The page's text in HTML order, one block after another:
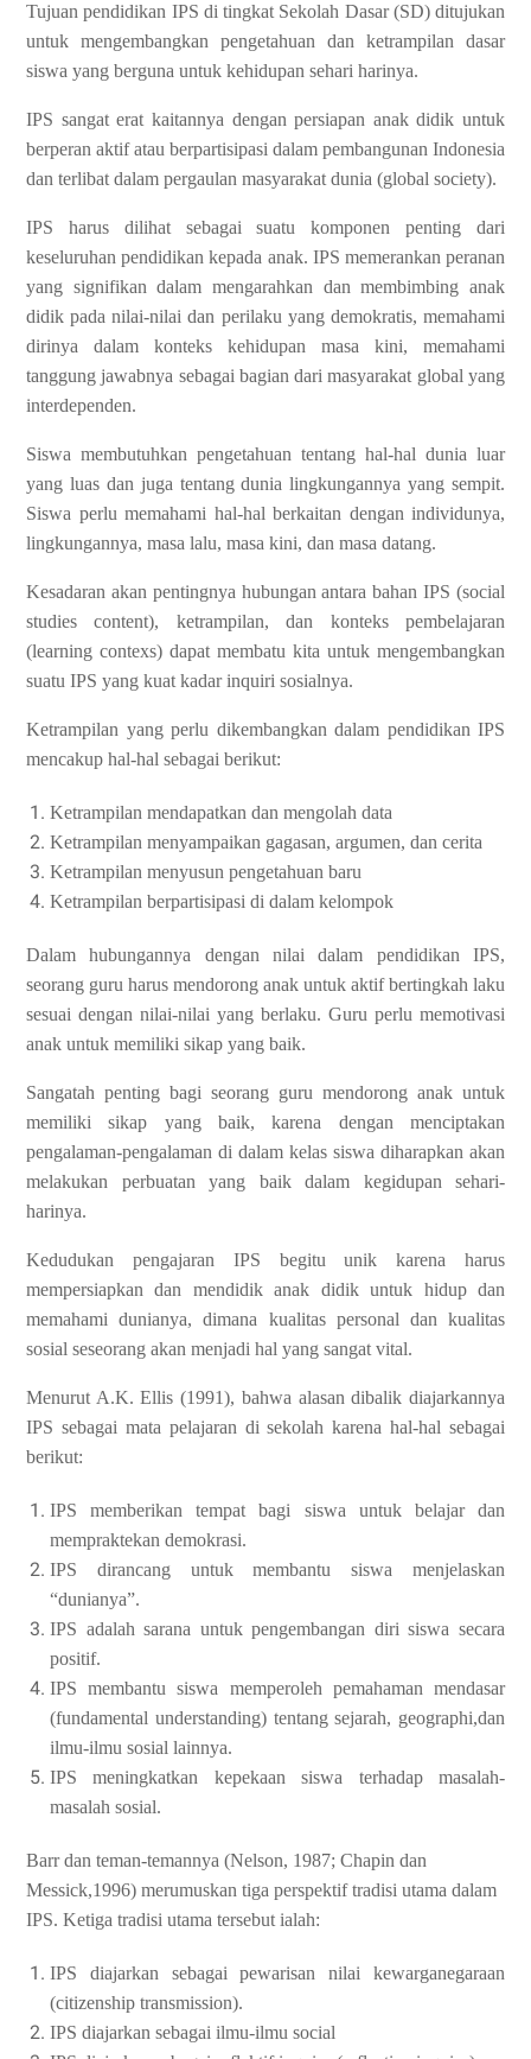
Tujuan pendidikan IPS di tingkat Sekolah Dasar (SD) ditujukan
untuk mengembangkan pengetahuan dan ketrampilan dasar
siswa yang berguna untuk kehidupan sehari harinya.
IPS sangat erat kaitannya dengan persiapan anak didik untuk
berperan aktif atau berpartisipasi dalam pembangunan Indonesia
dan terlibat dalam pergaulan masyarakat dunia (global society).
IPS harus dilihat sebagai suatu komponen penting dari
keseluruhan pendidikan kepada anak. IPS memerankan peranan
yang signifikan dalam mengarahkan dan membimbing anak
didik pada nilai-nilai dan perilaku yang demokratis, memahami
dirinya dalam konteks kehidupan masa kini, memahami
tanggung jawabnya sebagai bagian dari masyarakat global yang
interdependen.
Siswa membutuhkan pengetahuan tentang hal-hal dunia luar
yang luas dan juga tentang dunia lingkungannya yang sempit.
Siswa perlu memahami hal-hal berkaitan dengan individunya,
lingkungannya, masa lalu, masa kini, dan masa datang.
Kesadaran akan pentingnya hubungan antara bahan IPS (social
studies content), ketrampilan, dan konteks pembelajaran
(learning contexs) dapat membatu kita untuk mengembangkan
suatu IPS yang kuat kadar inquiri sosialnya.
Ketrampilan yang perlu dikembangkan dalam pendidikan IPS
mencakup hal-hal sebagai berikut:
Ketrampilan mendapatkan dan mengolah data
Ketrampilan menyampaikan gagasan, argumen, dan cerita
Ketrampilan menyusun pengetahuan baru
Ketrampilan berpartisipasi di dalam kelompok
Dalam hubungannya dengan nilai dalam pendidikan IPS,
seorang guru harus mendorong anak untuk aktif bertingkah laku
sesuai dengan nilai-nilai yang berlaku. Guru perlu memotivasi
anak untuk memiliki sikap yang baik.
Sangatah penting bagi seorang guru mendorong anak untuk
memiliki sikap yang baik, karena dengan menciptakan
pengalaman-pengalaman di dalam kelas siswa diharapkan akan
melakukan perbuatan yang baik dalam kegidupan sehari-
harinya.
Kedudukan pengajaran IPS begitu unik karena harus
mempersiapkan dan mendidik anak didik untuk hidup dan
memahami dunianya, dimana kualitas personal dan kualitas
sosial seseorang akan menjadi hal yang sangat vital.
Menurut A.K. Ellis (1991), bahwa alasan dibalik diajarkannya
IPS sebagai mata pelajaran di sekolah karena hal-hal sebagai
berikut:
IPS memberikan tempat bagi siswa untuk belajar dan
mempraktekan demokrasi.
IPS dirancang untuk membantu siswa menjelaskan
“dunianya”.
IPS adalah sarana untuk pengembangan diri siswa secara
positif.
IPS membantu siswa memperoleh pemahaman mendasar
(fundamental understanding) tentang sejarah, geographi,dan
ilmu-ilmu sosial lainnya.
IPS meningkatkan kepekaan siswa terhadap masalah-
masalah sosial.
Barr dan teman-temannya (Nelson, 1987; Chapin dan
Messick,1996) merumuskan tiga perspektif tradisi utama dalam
IPS. Ketiga tradisi utama tersebut ialah:
IPS diajarkan sebagai pewarisan nilai kewarganegaraan
(citizenship transmission).
IPS diajarkan sebagai ilmu-ilmu social